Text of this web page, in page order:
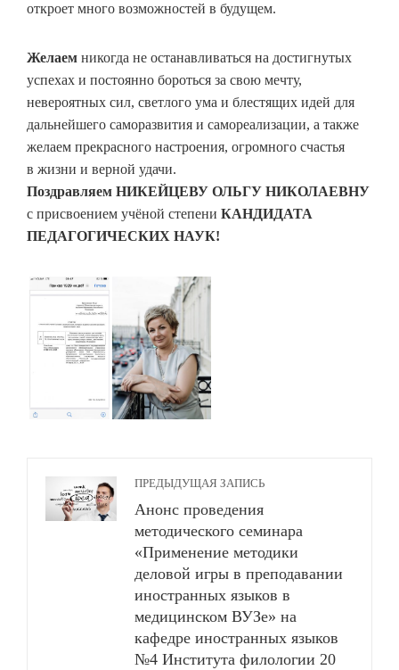
откроет много возможностей в будущем.
Желаем никогда не останавливаться на достигнутых
успехах и постоянно бороться за свою мечту,
невероятных сил, светлого ума и блестящих идей для
дальнейшего саморазвития и самореализации, а также
желаем прекрасного настроения, огромного счастья
в жизни и верной удачи.
Поздравляем НИКЕЙЦЕВУ ОЛЬГУ НИКОЛАЕВНУ
с присвоением учёной степени КАНДИДАТА
ПЕДАГОГИЧЕСКИХ НАУК!
ПРЕДЫДУЩАЯ ЗАПИСЬ
Анонс проведения
методического семинара
«Применение методики
деловой игры в преподавании
иностранных языков в
медицинском ВУЗе» на
кафедре иностранных языков
№4 Института филологии 20